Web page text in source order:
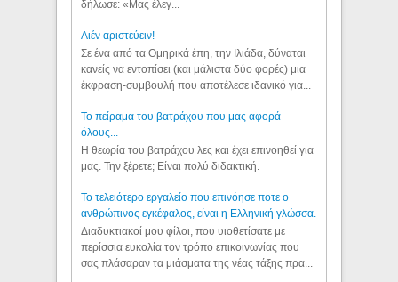
δήλωσε: «Μας έλεγ...
Aιέν αριστεύειν!
Σε ένα από τα Ομηρικά έπη, την Ιλιάδα, δύναται
κανείς να εντοπίσει (και μάλιστα δύο φορές) μια
έκφραση-συμβουλή που αποτέλεσε ιδανικό για...
Το πείραμα του βατράχου που μας αφορά
όλους...
Η θεωρία του βατράχου λες και έχει επινοηθεί για
μας. Την ξέρετε; Είναι πολύ διδακτική.
Το τελειότερο εργαλείο που επινόησε ποτε ο
ανθρώπινος εγκέφαλος, είναι η Ελληνική γλώσσα.
Διαδυκτιακοί μου φίλοι, που υιοθετίσατε με
περίσσια ευκολία τον τρόπο επικοινωνίας που
σας πλάσαραν τα μιάσματα της νέας τάξης πρα...